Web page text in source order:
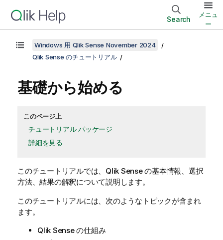
Search
メニュ
ー
Windows 用 Qlik Sense November 2024
Qlik Sense のチュートリアル
基礎から始める
このページ上
チュートリアル パッケージ
詳細を見る
このチュートリアルでは、 Qlik Senseの基本情報、選択
方法、結果の解釈について説明します。
このチュートリアルには、次のようなトピックが含まれ
ます。
Qlik Senseの仕組み